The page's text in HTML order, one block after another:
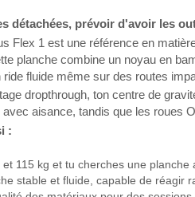
détachées, prévoir d'avoir les
Flex 1 est une référence en
planche combine un noyau en
fluide même sur des routes
dropthrough, ton centre de
aisance, tandis que les roues
:
115 kg et tu cherches une
stable et fluide, capable de réagir